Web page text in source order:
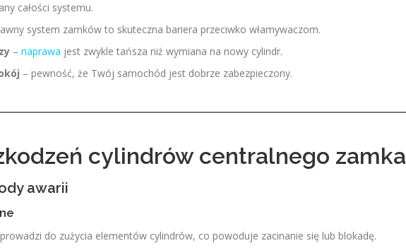
całości systemu.
system zamków to skuteczna bariera przeciwko włamywaczom.
– naprawa jest zwykle tańsza niż wymiana na nowy cylindr.
– pewność, że Twój samochód jest dobrze zabezpieczony.
cylindrów centralnego zamka
awarii
do zużycia elementów cylindrów, co powoduje zacinanie się lub blokadę.